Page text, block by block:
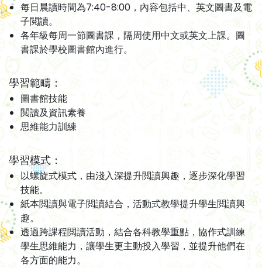
每日晨讀時間為7:40-8:00，內容包括中、英文圖書及電
子閲讀。
各年級每周一節圖書課，隔周使用中文或英文上課。圖
書課於學校圖書館內進行。
學習範疇：
圖書館技能
閲讀及資訊素養
思維能力訓練
學習模式：
以螺旋式模式，由淺入深提升閲讀興趣，逐步深化學習
技能。
紙本閲讀與電子閲讀結合，活動式教學提升學生閲讀興
趣。
透過跨課程閲讀活動，結合各科教學重點，協作式訓練
學生思維能力，讓學生更主動投入學習，並提升他們在
各方面的能力。